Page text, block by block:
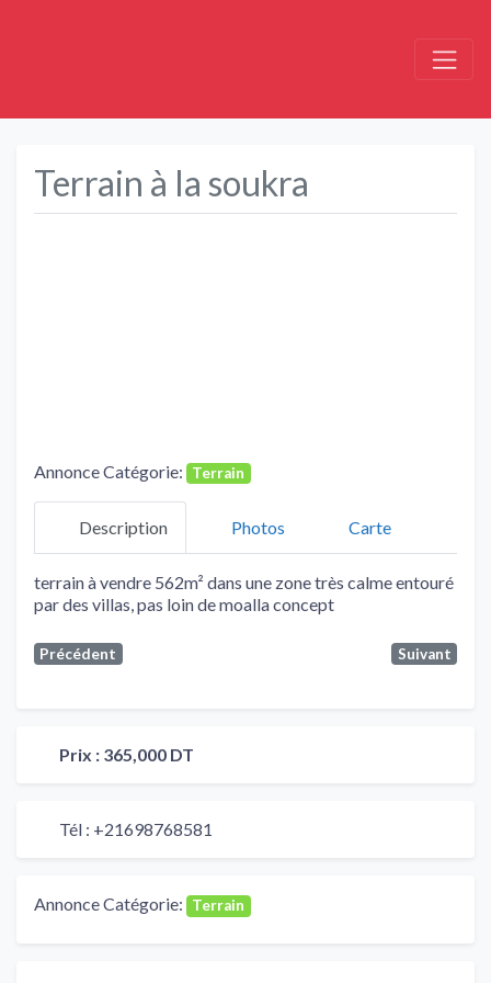
Terrain à la soukra
Annonce Catégorie: Terrain
Description Photos Carte
terrain à vendre 562m² dans une zone très calme entouré
par des villas, pas loin de moalla concept
Précédent Suivant
Prix : 365,000 DT
Tél : +21698768581
Annonce Catégorie: Terrain